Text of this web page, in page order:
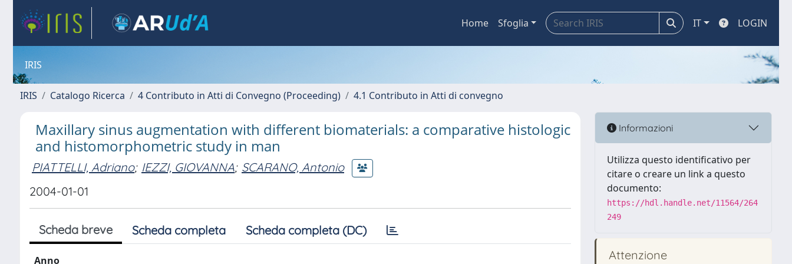
Home Sfoglia IT LOGIN
IRIS
IRIS Catalogo Ricerca 4 Contributo in Atti di Convegno (Proceeding) 4.1 Contributo in Atti di convegno
Maxillary sinus augmentation with different biomaterials: a comparative histologic
and histomorphometric study in man
PIATTELLI, Adriano; IEZZI, GIOVANNA; SCARANO, Antonio
2004-01-01
Scheda breve Scheda completa Scheda completa (DC)
Anno
Informazioni
Utilizza questo identificativo per
citare o creare un link a questo
documento:
https://hdl.handle.net/11564/264
249
Attenzione